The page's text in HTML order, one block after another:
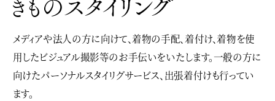
メディアや法人の方に向けて、着物の手配、着付け、着物を使
用したビジュアル撮影等のお手伝いをいたします。一般の方に
向けたパーソナルスタイリグサービス、出張着付けも行ってい
ます。